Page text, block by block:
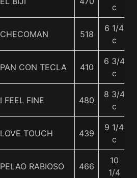
c
CHECOMAN 518
6 1/4
c
PAN CON TECLA 410
6 3/4
c
I FEEL FINE 480
8 3/4
c
LOVE TOUCH 439
9 1/4
c
PELAO RABIOSO 466
10
1/4